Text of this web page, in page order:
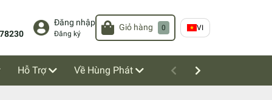
Đăng nhập
Đăng ký
Giỏ hàng 0 VI
Hỗ Trợ Về Hùng Phát